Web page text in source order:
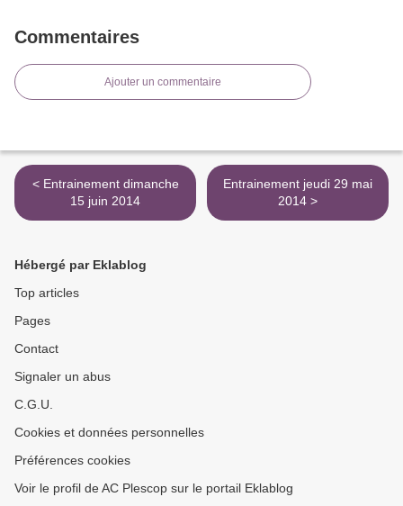
Commentaires
Ajouter un commentaire
< Entrainement dimanche
15 juin 2014
Entrainement jeudi 29 mai
2014 >
Hébergé par Eklablog
Top articles
Pages
Contact
Signaler un abus
C.G.U.
Cookies et données personnelles
Préférences cookies
Voir le profil de AC Plescop sur le portail Eklablog